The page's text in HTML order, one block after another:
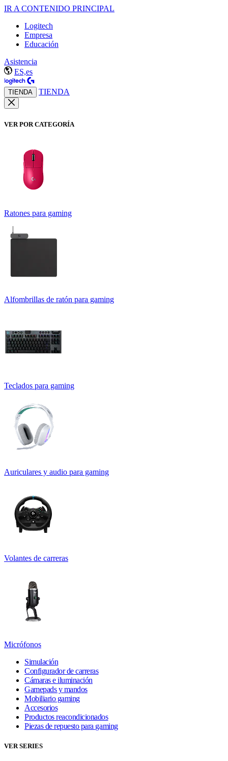
IR A CONTENIDO PRINCIPAL
Logitech
Empresa
Educación
Asistencia
ES,es
TIENDA TIENDA
VER POR CATEGORÍA
Ratones para gaming
Alfombrillas de ratón para gaming
Teclados para gaming
Auriculares y audio para gaming
Volantes de carreras
Micrófonos
Simulación
Configurador de carreras
Cámaras e iluminación
Gamepads y mandos
Mobiliario gaming
Accesorios
Productos reacondicionados
Piezas de repuesto para gaming
VER SERIES